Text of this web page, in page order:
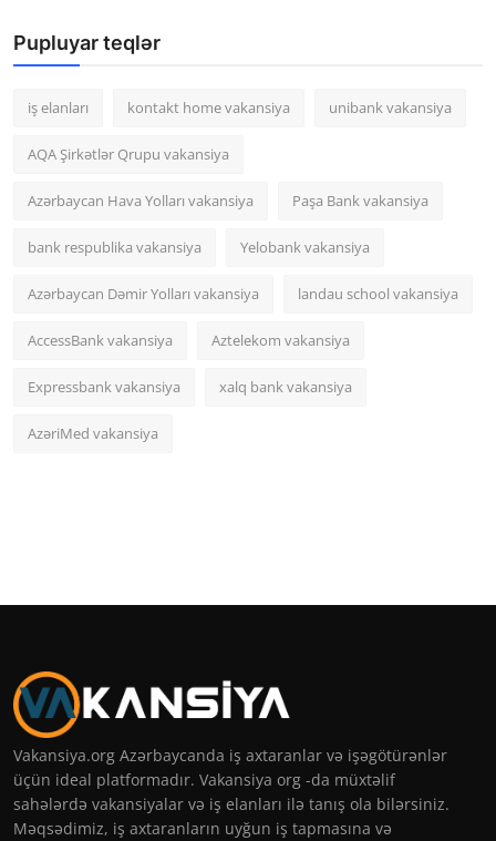
Pupluyar teqlər
iş elanları kontakt home vakansiya unibank vakansiya
AQA Şirkətlər Qrupu vakansiya
Azərbaycan Hava Yolları vakansiya Paşa Bank vakansiya
bank respublika vakansiya Yelobank vakansiya
Azərbaycan Dəmir Yolları vakansiya landau school vakansiya
AccessBank vakansiya Aztelekom vakansiya
Expressbank vakansiya xalq bank vakansiya
AzəriMed vakansiya
Vakansiya.org Azərbaycanda iş axtaranlar və işəgötürənlər
üçün ideal platformadır. Vakansiya org -da müxtəlif
sahələrdə vakansiyalar və iş elanları ilə tanış ola bilərsiniz.
Məqsədimiz, iş axtaranların uyğun iş tapmasına və